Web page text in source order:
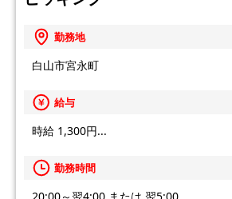
勤務地
白山市宮永町
給与
時給 1,300円...
勤務時間